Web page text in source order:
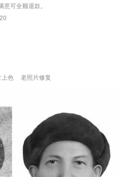
可全额退款。
色 老照片修复